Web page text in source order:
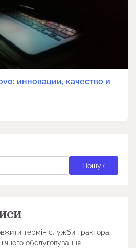
инновации, качество и
Пошук
термін служби трактора:
обслуговування